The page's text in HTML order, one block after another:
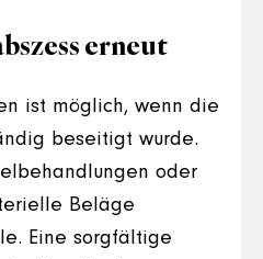
erneut
ist möglich, wenn die
beseitigt wurde.
oder
Beläge
Eine sorgfältige